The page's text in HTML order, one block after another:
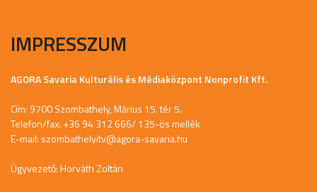
IMPRESSZUM
AGORA Savaria Kulturális és Médiaközpont Nonprofit Kft.
Cím: 9700 Szombathely, Márius 15. tér 5.
Telefon/fax: +36 94 312 666/ 135-ös mellék
E-mail: szombathelyitv@agora-savaria.hu
Ügyvezető: Horváth Zoltán